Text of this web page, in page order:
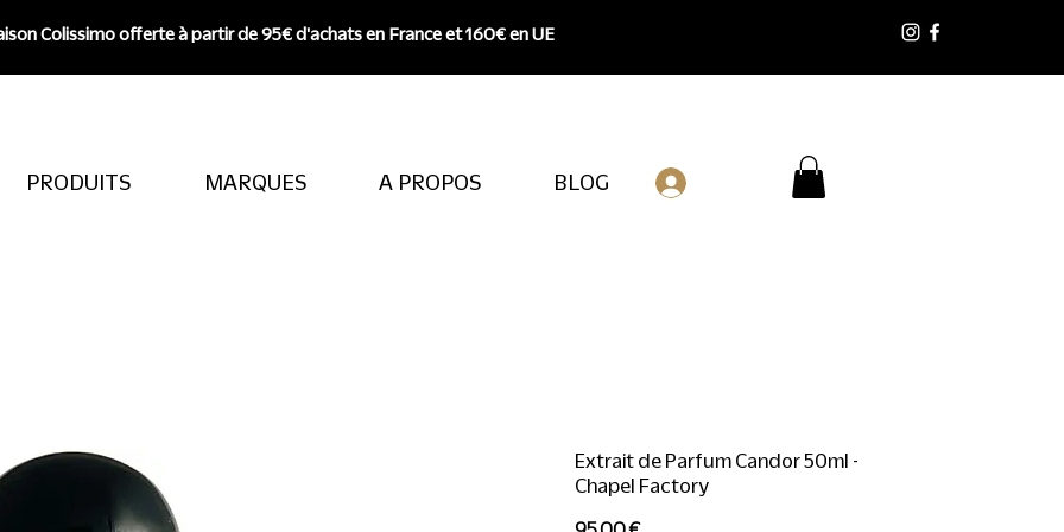
Colissimo offerte à partir de 95€ d'achats en France et 160€ en UE
PRODUITS MARQUES A PROPOS BLOG
Extrait de Parfum Candor 50ml -
Chapel Factory